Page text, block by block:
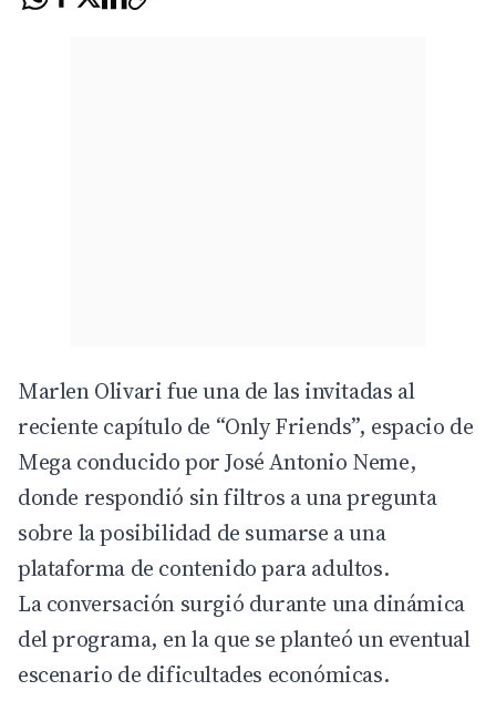
Marlen Olivari fue una de las invitadas al
reciente capítulo de “Only Friends”, espacio de
Mega conducido por José Antonio Neme,
donde respondió sin filtros a una pregunta
sobre la posibilidad de sumarse a una
plataforma de contenido para adultos.
La conversación surgió durante una dinámica
del programa, en la que se planteó un eventual
escenario de dificultades económicas.